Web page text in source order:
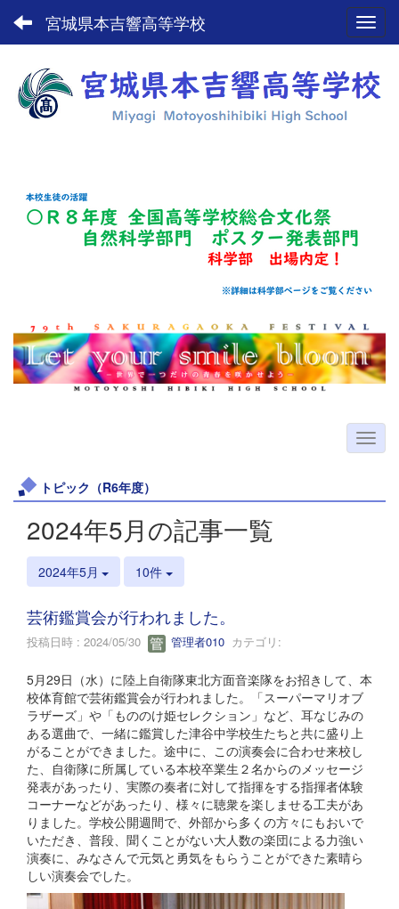
宮城県本吉響高等学校
トピック（R6年度）
2024年5月の記事一覧
2024年5月 10件
芸術鑑賞会が行われました。
投稿日時 : 2024/05/30 管理者010 カテゴリ:
5月29日（水）に陸上自衛隊東北方面音楽隊をお招きして、本
校体育館で芸術鑑賞会が行われました。「スーパーマリオブ
ラザーズ」や「もののけ姫セレクション」など、耳なじみの
ある選曲で、一緒に鑑賞した津谷中学校生たちと共に盛り上
がることができました。途中に、この演奏会に合わせ来校し
た、自衛隊に所属している本校卒業生２名からのメッセージ
発表があったり、実際の奏者に対して指揮をする指揮者体験
コーナーなどがあったり、様々に聴衆を楽しませる工夫があ
りました。学校公開週間で、外部から多くの方々にもおいで
いただき、普段、聞くことがない大人数の楽団による力強い
演奏に、みなさんで元気と勇気をもらうことができた素晴ら
しい演奏会でした。